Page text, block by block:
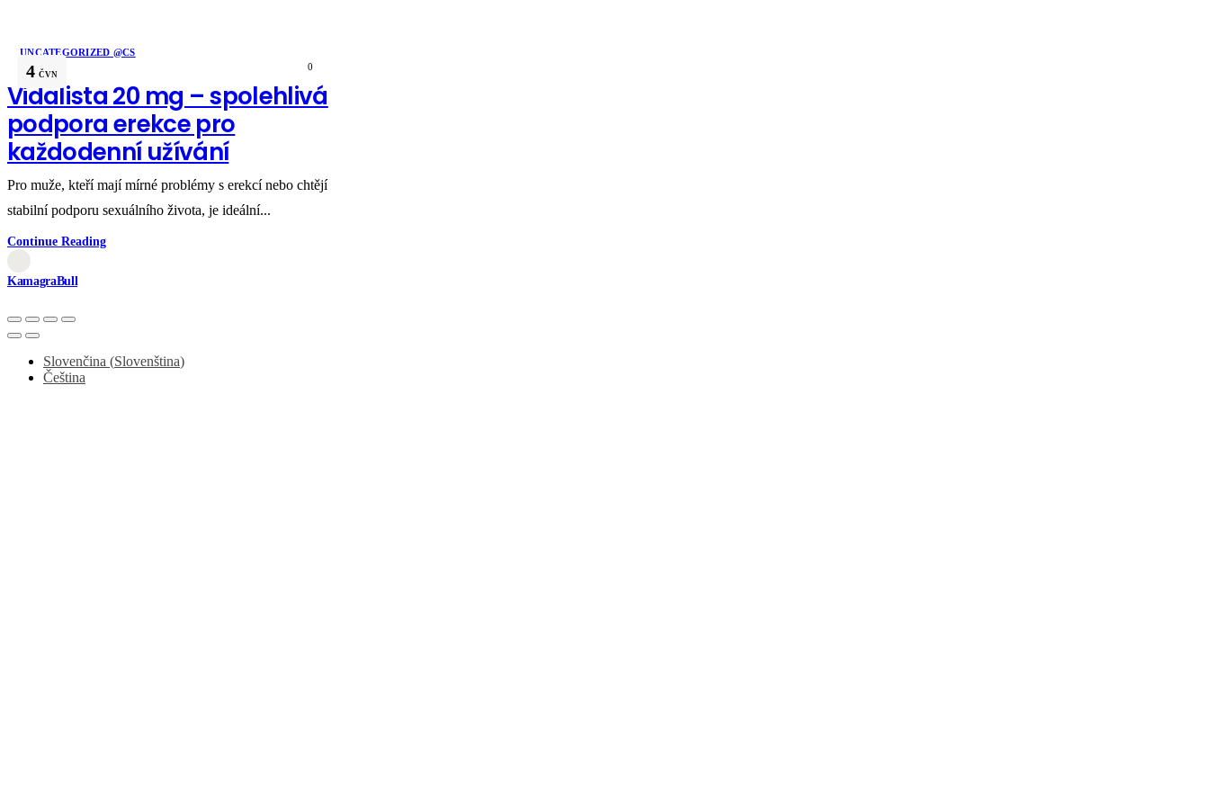
4 ČVN
0
UNCATEGORIZED @CS
Vidalista 20 mg – spolehlivá
podpora erekce pro
každodenní užívání
Pro muže, kteří mají mírné problémy s erekcí nebo chtějí
stabilní podporu sexuálního života, je ideální...
Continue Reading
KamagraBull
Slovenčina (Slovenština)
Čeština